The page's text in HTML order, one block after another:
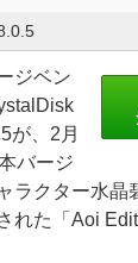
ジベン
が、2月
バージ
ラクター水晶
れた「Aoi